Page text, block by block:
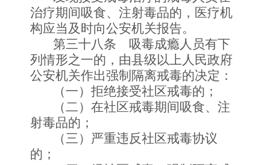
治疗期间吸食、注射毒品的，医疗机
构应当及时向公安机关报告。
第三十八条 吸毒成瘾人员有下
列情形之一的，由县级以上人民政府
公安机关作出强制隔离戒毒的决定：
（一）拒绝接受社区戒毒的；
（二）在社区戒毒期间吸食、注
射毒品的；
（三）严重违反社区戒毒协议
的；